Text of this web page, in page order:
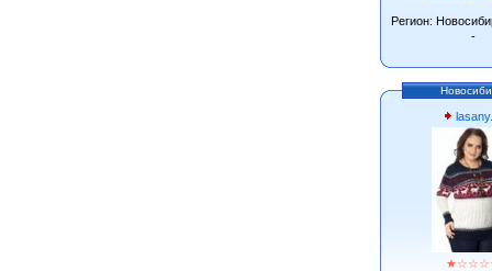
Регион:
-
★☆☆☆